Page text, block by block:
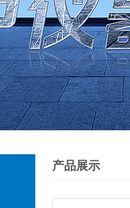
产品展示